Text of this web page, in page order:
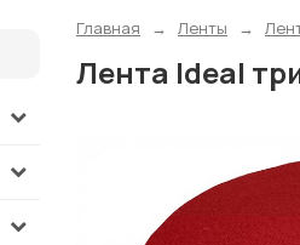
Главная Ленты
Лента Ideal